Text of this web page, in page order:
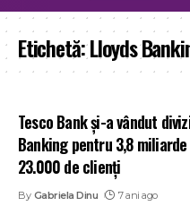
Etichetă:Lloyds
Tesco Bank și-a vândut
Banking pentru 3,8
23.000 de clienți
By Gabriela Dinu 7 ani ago